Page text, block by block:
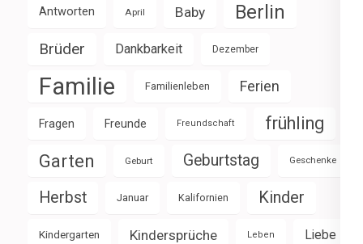
Antworten April Baby Berlin
Brüder Dankbarkeit Dezember
Familie Familienleben Ferien
Fragen Freunde Freundschaft frühling
Garten Geburt Geburtstag Geschenke
Herbst Januar Kalifornien Kinder
Kindergarten Kindersprüche Leben Liebe